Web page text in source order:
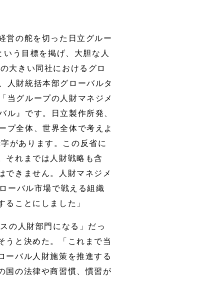
営の舵を切った日立グルー
う目標を掲げ、大胆な人
大きい同社におけるグロ
人財統括本部グローバルタ
当グループの人財マネジメ
ル』です。日立製作所発、
プ全体、世界全体で考えよ
があります。この反省に
それまでは人財戦略も含
できません。人財マネジメ
ーバル市場で戦える組織
ことにしました」
の人財部門になる」だっ
うと決めた。「これまで当
ーバル人財施策を推進する
国の法律や商習慣、慣習が